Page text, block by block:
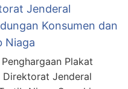
Jenderal
Konsumen dan
Niaga
Penghargaan Plakat
Direktorat Jenderal